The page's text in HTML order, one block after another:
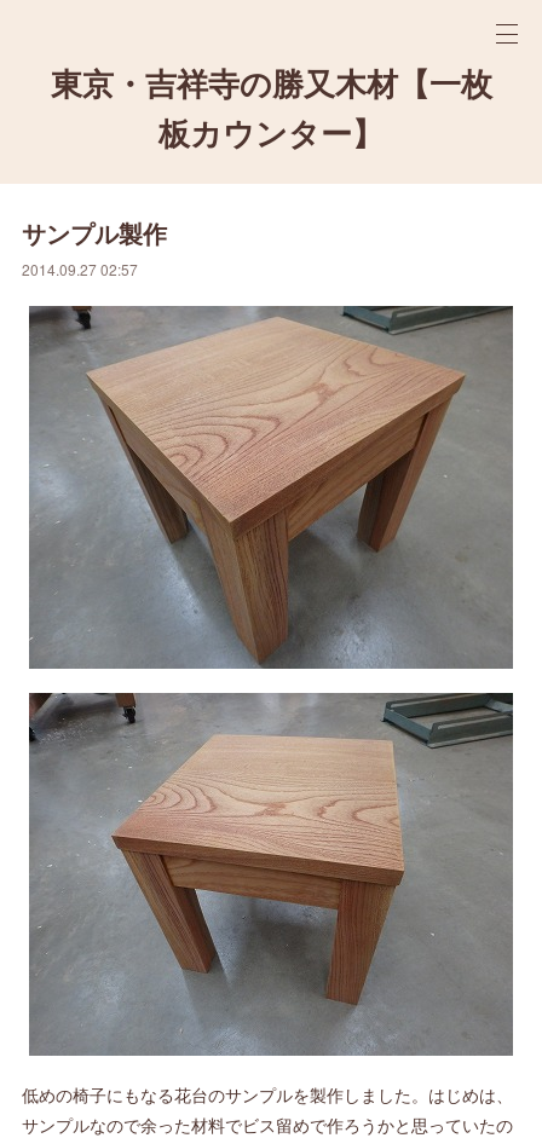
東京・吉祥寺の勝又木材【一枚
板カウンター】
サンプル製作
2014.09.27 02:57
低めの椅子にもなる花台のサンプルを製作しました。はじめは、
サンプルなので余った材料でビス留めで作ろうかと思っていたの